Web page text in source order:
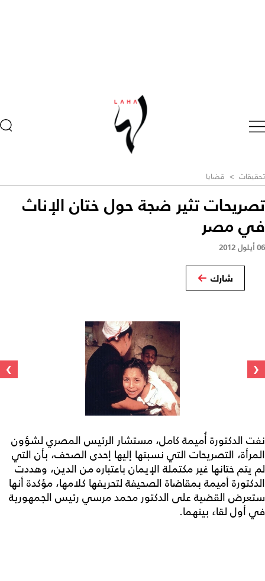
تحقيقات > قضايا
تصريحات تثير ضجة حول ختان الإناث
في مصر
06 أيلول 2012
شارك
‹
›
نفت الدكتورة أُميمة كامل، مستشار الرئيس المصري لشؤون
المرأة، التصريحات التي نسبتها إليها إحدى الصحف، بأن التي
لم يتم ختانها غير مكتملة الإيمان باعتباره من الدين، وهددت
الدكتورة أميمة بمقاضاة الصحيفة لتحريفها كلامها، مؤكدة أنها
ستعرض القضية على الدكتور محمد مرسي رئيس الجمهورية
في أول لقاء بينهما.